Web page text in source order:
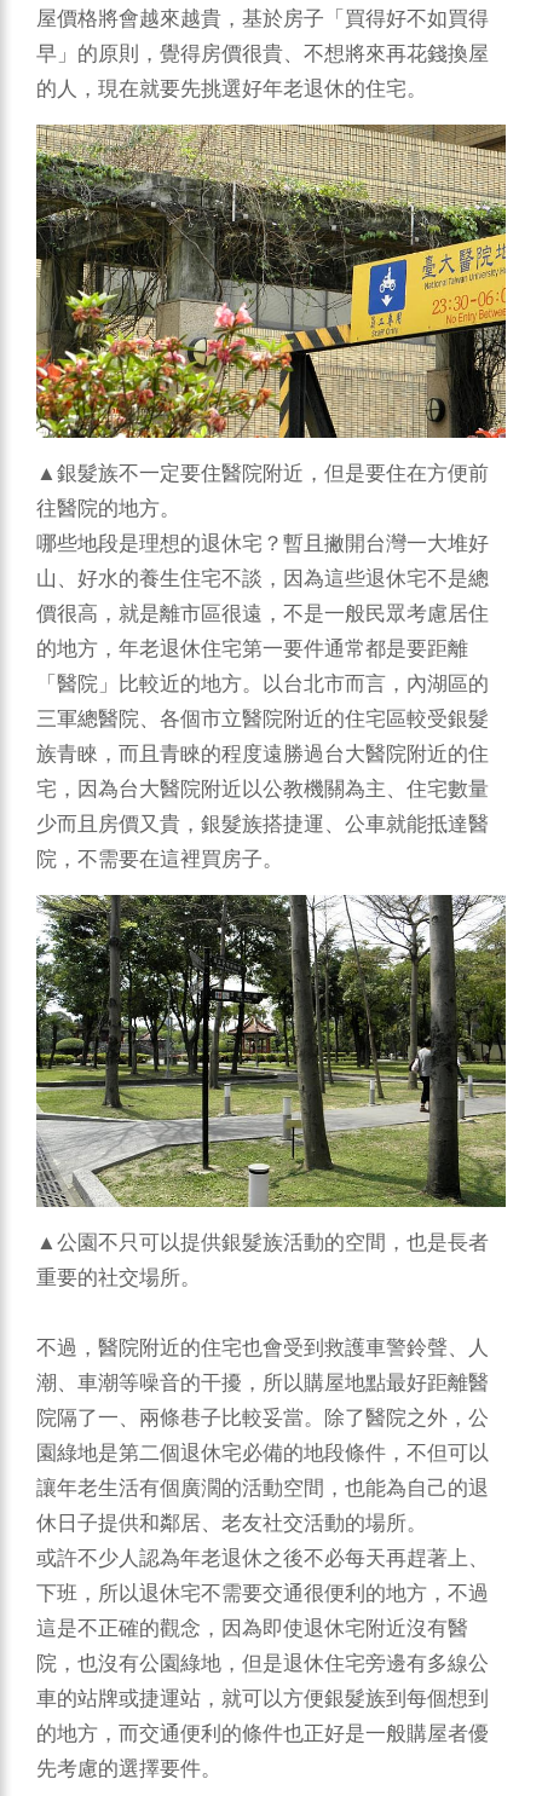
屋價格將會越來越貴，基於房子「買得好不如買得
早」的原則，覺得房價很貴、不想將來再花錢換屋
的人，現在就要先挑選好年老退休的住宅。
▲銀髮族不一定要住醫院附近，但是要住在方便前
往醫院的地方。
哪些地段是理想的退休宅？暫且撇開台灣一大堆好
山、好水的養生住宅不談，因為這些退休宅不是總
價很高，就是離市區很遠，不是一般民眾考慮居住
的地方，年老退休住宅第一要件通常都是要距離
「醫院」比較近的地方。以台北市而言，內湖區的
三軍總醫院、各個市立醫院附近的住宅區較受銀髮
族青睞，而且青睞的程度遠勝過台大醫院附近的住
宅，因為台大醫院附近以公教機關為主、住宅數量
少而且房價又貴，銀髮族搭捷運、公車就能抵達醫
院，不需要在這裡買房子。
▲公園不只可以提供銀髮族活動的空間，也是長者
重要的社交場所。
不過，醫院附近的住宅也會受到救護車警鈴聲、人
潮、車潮等噪音的干擾，所以購屋地點最好距離醫
院隔了一、兩條巷子比較妥當。除了醫院之外，公
園綠地是第二個退休宅必備的地段條件，不但可以
讓年老生活有個廣濶的活動空間，也能為自己的退
休日子提供和鄰居、老友社交活動的場所。
或許不少人認為年老退休之後不必每天再趕著上、
下班，所以退休宅不需要交通很便利的地方，不過
這是不正確的觀念，因為即使退休宅附近沒有醫
院，也沒有公園綠地，但是退休住宅旁邊有多線公
車的站牌或捷運站，就可以方便銀髮族到每個想到
的地方，而交通便利的條件也正好是一般購屋者優
先考慮的選擇要件。